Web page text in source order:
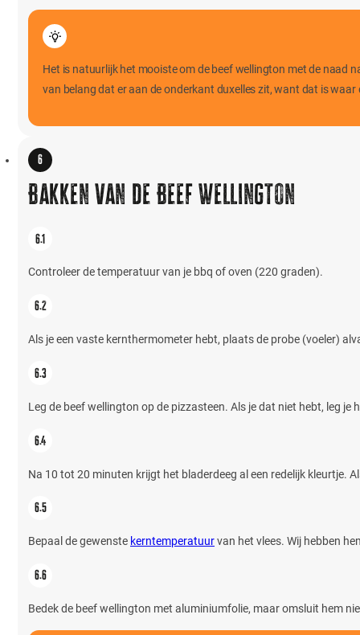
Het is natuurlijk het mooiste om de beef wellington met de naad
van belang dat er aan de onderkant duxelles zit, want dat is
Bakken van de Beef Wellington
Controleer de temperatuur van je bbq of oven (220 graden).
Als je een vaste kernthermometer hebt, plaats de probe (voeler)
Leg de beef wellington op de pizzasteen. Als je dat niet hebt, leg
Na 10 tot 20 minuten krijgt het bladerdeeg al een redelijk kleurtje.
Bepaal de gewenste kerntemperatuurvan het vlees. Wij hebben
Bedek de beef wellington met aluminiumfolie, maar omsluit hem